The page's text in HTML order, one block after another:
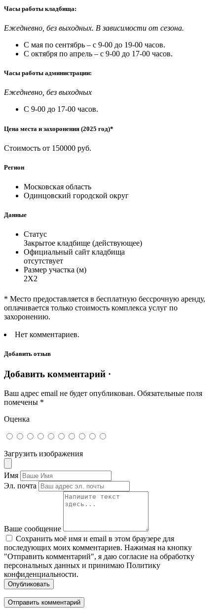
Часы работы кладбища:
Ежедневно, без выходных. В зависимости от сезона.
С мая по сентябрь – с 9-00 до 19-00 часов.
С октября по апрель – с 9-00 до 17-00 часов.
Часы работы администрации:
Ежедневно, без выходных
С 9-00 до 17-00 часов.
Цена места и захоронения (2025 год)*
Стоимость от 150000 руб.
Регион
Московская область
Одинцовский городской округ
Данные
Статус
Закрытое кладбище (действующее)
Официальный сайт кладбища
отсутствует
Размер участка (м)
2Х2
* Место предоставляется в бесплатную бессрочную аренду,
оплачивается только стоимость комплекса услуг по
захоронению.
Нет комментариев.
Добавить отзыв
Добавить комментарий ·
Ваш адрес email не будет опубликован. Обязательные поля
помечены *
Оценка
Загрузить изображения
Имя
Эл. почта
Ваше сообщение
Сохранить моё имя и email в этом браузере для
последующих моих комментариев. Нажимая на кнопку
"Отправить комментарий", я даю согласие на обработку
персональных данных и принимаю Политику
конфиденциальности.
Опубликовать